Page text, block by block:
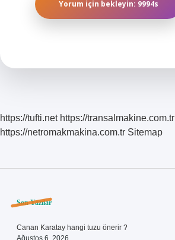
https://tufti.net https://transalmakine.com.tr
https://netromakmakina.com.tr Sitemap
Sidebar
Son Yazılar
Canan Karatay hangi tuzu önerir ?
Ağustos 6, 2026